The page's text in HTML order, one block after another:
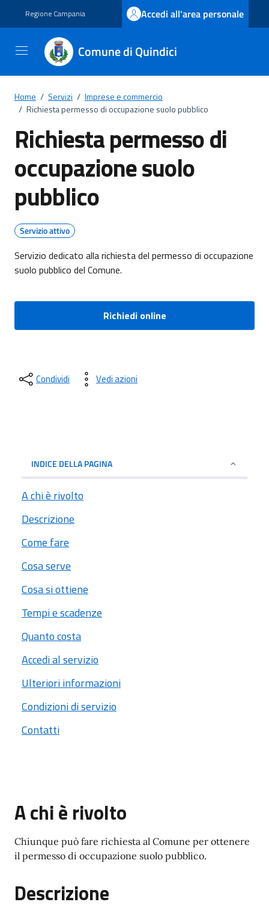
Regione Campania Accedi all'area personale
Comune di Quindici
Home / Servizi / Imprese e commercio
/ Richiesta permesso di occupazione suolo pubblico
Richiesta permesso di
occupazione suolo
pubblico
Servizio attivo
Servizio dedicato alla richiesta del permesso di occupazione
suolo pubblico del Comune.
Richiedi online
Condividi Vedi azioni
INDICE DELLA PAGINA
A chi è rivolto
Descrizione
Come fare
Cosa serve
Cosa si ottiene
Tempi e scadenze
Quanto costa
Accedi al servizio
Ulteriori informazioni
Condizioni di servizio
Contatti
A chi è rivolto
Chiunque può fare richiesta al Comune per ottenere
il permesso di occupazione suolo pubblico.
Descrizione